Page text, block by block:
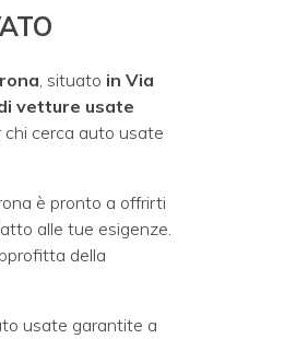
, situato in Via
vetture usate
cerca auto usate
è pronto a offrirti
alle tue esigenze.
della
usate garantite a